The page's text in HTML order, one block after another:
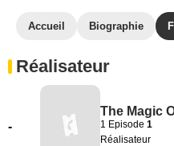
Accueil Biographie
Réalisateur
-
The Magic
1 Episode 1
Réalisateur